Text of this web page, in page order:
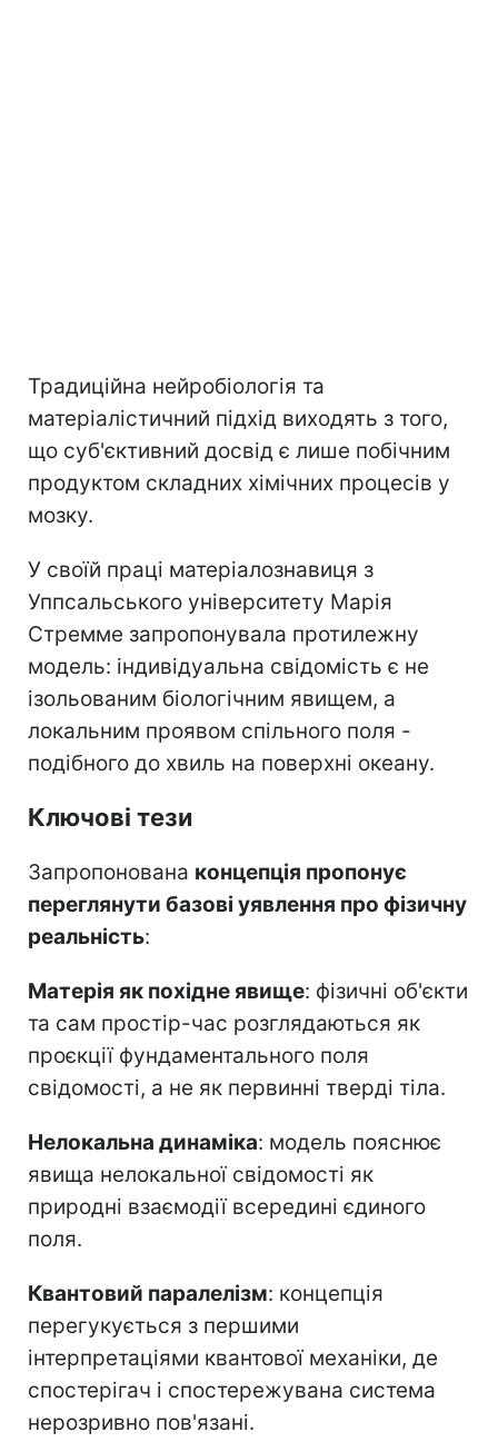
Традиційна нейробіологія та
матеріалістичний підхід виходять з того,
що суб'єктивний досвід є лише побічним
продуктом складних хімічних процесів у
мозку.
У своїй праці матеріалознавиця з
Уппсальського університету Марія
Стремме запропонувала протилежну
модель: індивідуальна свідомість є не
ізольованим біологічним явищем, а
локальним проявом спільного поля -
подібного до хвиль на поверхні океану.
Ключові тези
Запропонована концепція пропонує
переглянути базові уявлення про фізичну
реальність:
Матерія як похідне явище: фізичні об'єкти
та сам простір-час розглядаються як
проєкції фундаментального поля
свідомості, а не як первинні тверді тіла.
Нелокальна динаміка: модель пояснює
явища нелокальної свідомості як
природні взаємодії всередині єдиного
поля.
Квантовий паралелізм: концепція
перегукується з першими
інтерпретаціями квантової механіки, де
спостерігач і спостережувана система
нерозривно пов'язані.